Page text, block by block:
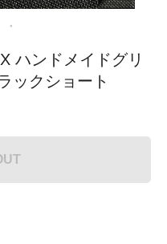
ハンドメイドグリ
ックショート